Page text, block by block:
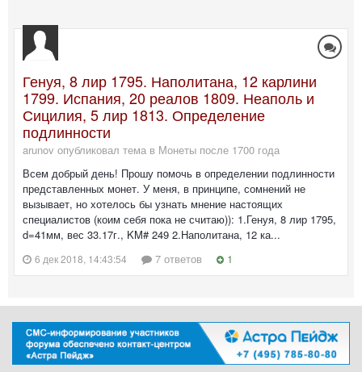
Генуя, 8 лир 1795. Наполитана, 12 карлини
1799. Испания, 20 реалов 1809. Неаполь и
Сицилия, 5 лир 1813. Определение
подлинности
arunov опубликовал тема в Монеты после 1700 года
Всем добрый день! Прошу помочь в определении подлинности
представленных монет. У меня, в принципе, сомнений не
вызывает, но хотелось бы узнать мнение настоящих
специалистов (коим себя пока не считаю)): 1.Генуя, 8 лир 1795,
d=41мм, вес 33.17г., KM# 249 2.Наполитана, 12 ка...
6 дек 2018, 14:43:54 7 ответов 1